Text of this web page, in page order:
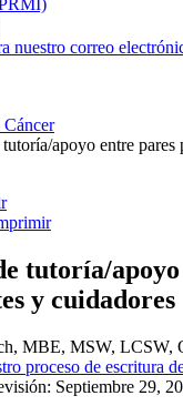
nuestro correo
Cáncer
apoyo entre pares
tutoría/
y cuidadores
MBE, MSW, LCSW,
proceso de escritura
Septiembre 29,